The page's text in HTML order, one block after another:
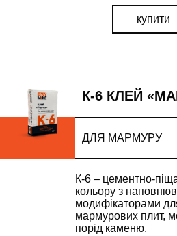
купити
К-6 КЛЕЙ
ДЛЯ МАРМУРУ
К-6 – цементно-
кольору з
модифікаторами
мармурових плит,
порід каменю.